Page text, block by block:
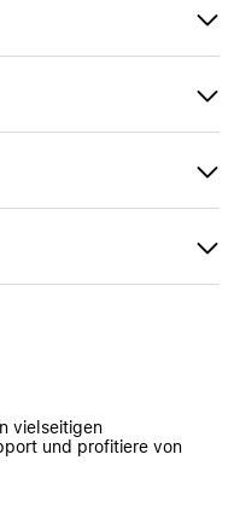
vielseitigen
und profitiere von